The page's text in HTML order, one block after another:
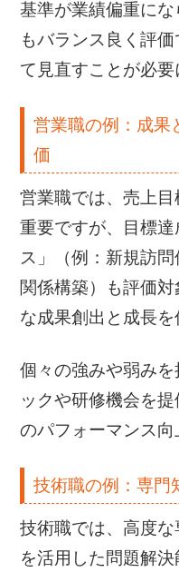
基準が業績偏重に
もバランス良く評
て見直すことが必要
営業職の例：成果
価
営業職では、売上
重要ですが、目標
ス」（例：新規訪
関係構築）も評価
な成果創出と成長を
個々の強みや弱み
ックや研修機会を
のパフォーマンス向
技術職の例：専門
技術職では、高度
を活用した問題解決